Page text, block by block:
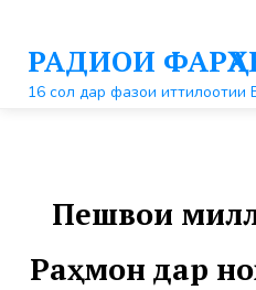
контентуРАДИОИ
16 сол дар фазои иттилоотии
Пешвои
Раҳмон дар